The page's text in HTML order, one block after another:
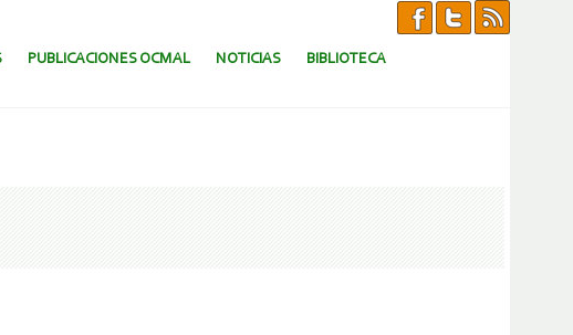
PUBLICACIONES OCMAL NOTICIAS BIBLIOTECA